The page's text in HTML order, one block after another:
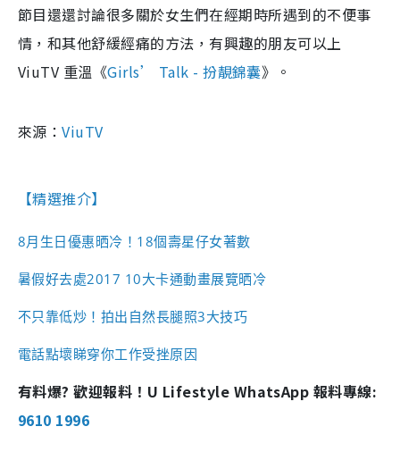
節目還還討論很多關於女生們在經期時所遇到的不便事
情，和其他舒緩經痛的方法，有興趣的朋友可以上
ViuTV 重溫《Girls’ Talk - 扮靚錦囊》。
來源：ViuTV
【精選推介】
8月生日優惠晒冷！18個壽星仔女著數
暑假好去處2017 10大卡通動畫展覽晒冷
不只靠低炒！拍出自然長腿照3大技巧
電話點壞睇穿你工作受挫原因
有料爆? 歡迎報料！U Lifestyle WhatsApp 報料專線:
9610 1996